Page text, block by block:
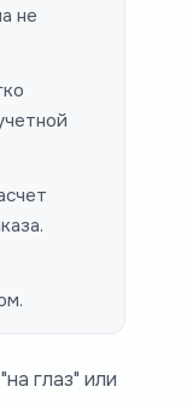
не
глаз" или